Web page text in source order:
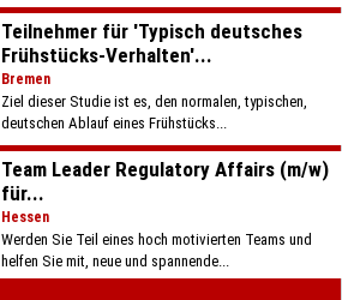
Teilnehmer für 'Typisch deutsches
Frühstücks-Verhalten'...
Bremen
Ziel dieser Studie ist es, den normalen, typischen,
deutschen Ablauf eines Frühstücks...
Team Leader Regulatory Affairs (m/w)
für...
Hessen
Werden Sie Teil eines hoch motivierten Teams und
helfen Sie mit, neue und spannende...